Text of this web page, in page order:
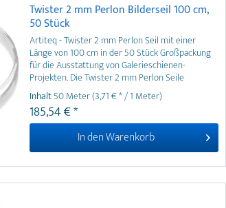
Twister 2 mm Perlon Bilderseil 100 cm,
50 Stück
Artiteq - Twister 2 mm Perlon Seil mit einer
Länge von 100 cm in der 50 Stück Großpackung
für die Ausstattung von Galerieschienen-
Projekten. Die Twister 2 mm Perlon Seile
erhalten Sie in vielen weiteren Längen und
Verpackungseinheiten.
Inhalt50 Meter(3,71 € * / 1 Meter)
185,54 € *
In denWarenkorb